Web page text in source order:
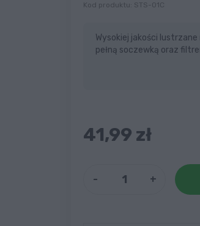
Kod produktu: STS-01C
Wysokiej jakości
pełną soczewką oraz
41,99 zł
+
-